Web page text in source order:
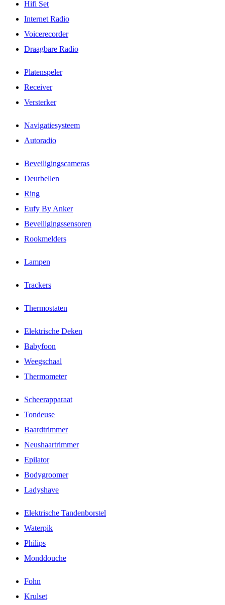
Hifi Set
Internet Radio
Voicerecorder
Draagbare Radio
Platenspeler
Receiver
Versterker
Navigatiesysteem
Autoradio
Beveiligingscameras
Deurbellen
Ring
Eufy By Anker
Beveiligingssensoren
Rookmelders
Lampen
Trackers
Thermostaten
Elektrische Deken
Babyfoon
Weegschaal
Thermometer
Scheerapparaat
Tondeuse
Baardtrimmer
Neushaartrimmer
Epilator
Bodygroomer
Ladyshave
Elektrische Tandenborstel
Waterpik
Philips
Monddouche
Fohn
Krulset